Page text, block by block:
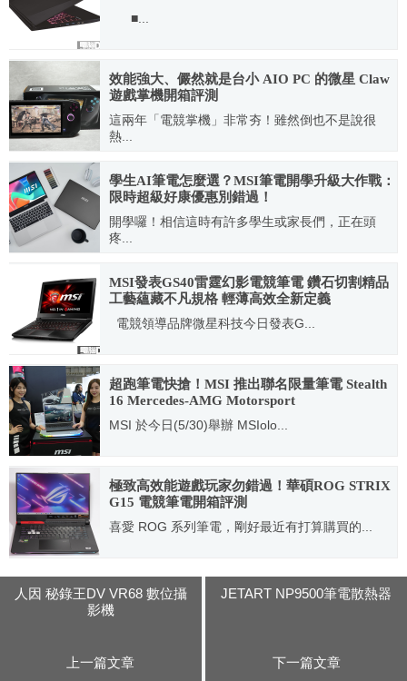
■...
2014.05.30
效能強大、儼然就是台小 AIO PC 的微星 Claw
遊戲掌機開箱評測
這兩年「電競掌機」非常夯！雖然倒也不是說很
熱...
2024.04.14
學生AI筆電怎麼選？MSI筆電開學升級大作戰：
限時超級好康優惠別錯過！
開學囉！相信這時有許多學生或家長們，正在頭
疼...
MSI發表GS40雷霆幻影電競筆電 鑽石切割精品
工藝蘊藏不凡規格 輕薄高效全新定義
電競領導品牌微星科技今日發表G...
2015.10.30
超跑筆電快搶！MSI 推出聯名限量筆電 Stealth
16 Mercedes-AMG Motorsport
MSI 於今日(5/30)舉辦 MSIolo...
極致高效能遊戲玩家勿錯過！華碩ROG STRIX
G15 電競筆電開箱評測
喜愛 ROG 系列筆電，剛好最近有打算購買的...
人因 秘錄王DV VR68 數位攝
影機
上一篇文章
JETART NP9500筆電散熱器
下一篇文章